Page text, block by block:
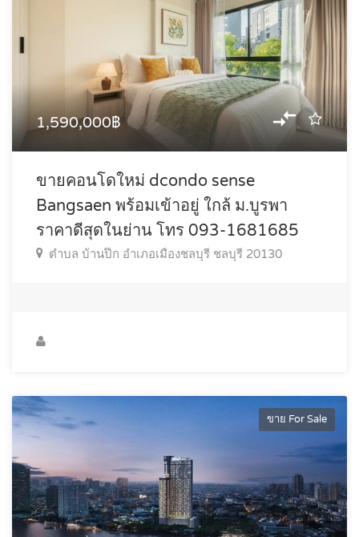
1,590,000฿
ขายคอนโดใหม่ dcondo sense
Bangsaen พร้อมเข้าอยู่ ใกล้ ม.บูรพา
ราคาดีสุดในย่าน โทร 093-1681685
ตำบล บ้านปึก อำเภอเมืองชลบุรี ชลบุรี 20130
ขาย For Sale